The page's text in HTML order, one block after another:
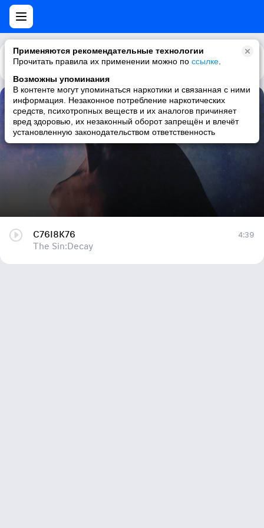
Применяются рекомендательные технологии
Прочитать правила их применении можно по ссылке
Возможны упоминания
В контенте могут упоминаться наркотики и связанная с ними
информация. Незаконное потребление наркотических
средств, психотропных веществ и их аналогов причиняет
вред здоровью, их незаконный оборот запрещён и влечёт
установленную законодательством ответственность
Каталог Рекомендации
C76I8K76
The Sin:Decay
C76I8K76
The Sin:Decay
4:39